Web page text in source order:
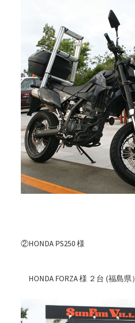
②HONDA PS250 様
HONDA FORZA 様 ２台 (福島